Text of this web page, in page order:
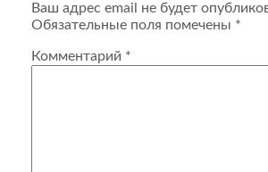
Ваш адрес email не будет
Обязательные поля помечены *
Комментарий *